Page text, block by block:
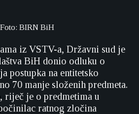
BIRN BiH
iz VSTV-a, Državni sud je
BiH donio odluku o
postupka na entitetsko
70 manje složenih predmeta.
riječ je o predmetima u
ratnog zločina